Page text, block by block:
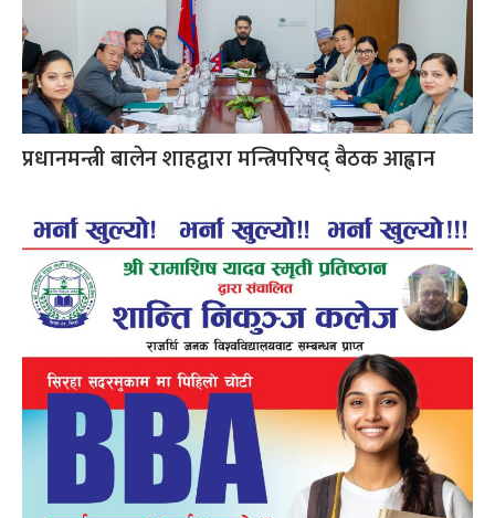
प्रधानमन्त्री बालेन शाहद्वारा मन्त्रिपरिषद् बैठक आह्वान